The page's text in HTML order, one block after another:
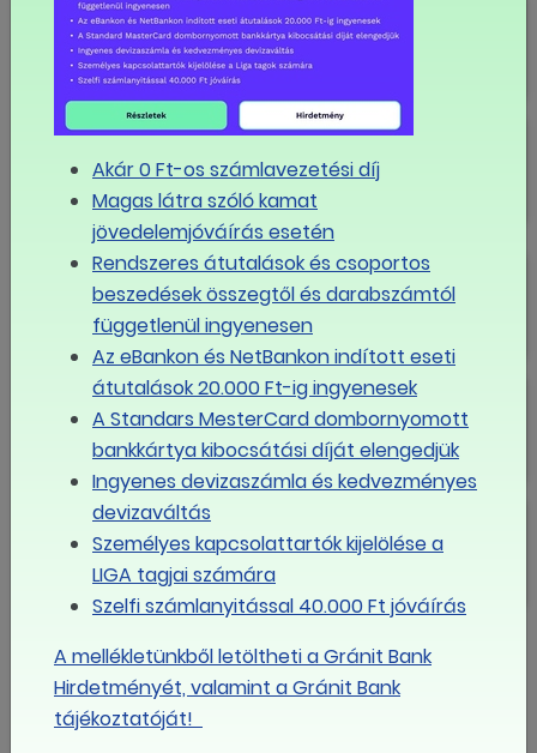
A szakszervezetek és a Fővárosi
Önkormányzat megállapodott a
bérekről
Liga Szakszervezetek a
bérmegállapodásról: ebben a
helyzetben ezzel az emeléssel
elégedettek lehetnek a felek
Lényegében megszületett a
megállapodás a minimálbérről és a
garantált bérminimumról
Tisztújító LIGA Tanács
Meglepőt húzott a kormány, újra
nyitott a 2026-os minimálbér sorsa
MÉG TÖBB
Eseménynaptár
Akár 0 Ft-os számlavezetési díj
Magas látra szóló kamat
jövedelemjóváírás esetén
Rendszeres átutalások és csoportos
beszedések összegtől és darabszámtól
függetlenül ingyenesen
Az eBankon és NetBankon indított eseti
átutalások 20.000 Ft-ig ingyenesek
A Standars MesterCard dombornyomott
bankkártya kibocsátási díját elengedjük
Ingyenes devizaszámla és kedvezményes
devizaváltás
Személyes kapcsolattartók kijelölése a
LIGA tagjai számára
Szelfi számlanyitással 40.000 Ft jóváírás
A mellékletünkből letöltheti a Gránit Bank
Hirdetményét, valamint a Gránit Bank
tájékoztatóját!